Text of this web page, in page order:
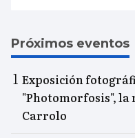
Próximos eventos
Exposición
"Photomorfosis",
Carrolo